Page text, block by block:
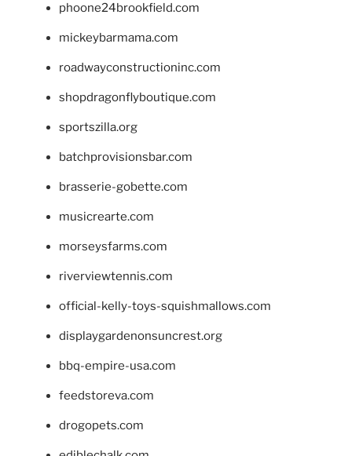
phoone24brookfield.com
mickeybarmama.com
roadwayconstructioninc.com
shopdragonflyboutique.com
sportszilla.org
batchprovisionsbar.com
brasserie-gobette.com
musicrearte.com
morseysfarms.com
riverviewtennis.com
official-kelly-toys-squishmallows.com
displaygardenonsuncrest.org
bbq-empire-usa.com
feedstoreva.com
drogopets.com